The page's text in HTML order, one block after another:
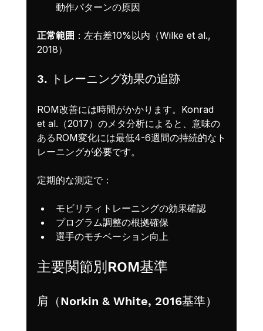
動作パターンの原因
正常範囲 ：左右差10%以内（Wilke et al.,
2018）
3. トレーニング効果の追跡
ROM改善には時間がかかります。Konrad
et al.（2017）のメタ分析によると、意味の
あるROM変化には最低4-6週間の持続的なト
レーニングが必要です。
定期的な測定で：
モビリティトレーニングの効果確認
プログラム調整の根拠確保
選手のモチベーション向上
主要関節別ROM基準
肩（Norkin & White, 2016基準）